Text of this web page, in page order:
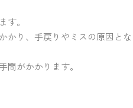
す。
かり、手戻りやミスの原因とな
間がかかります。